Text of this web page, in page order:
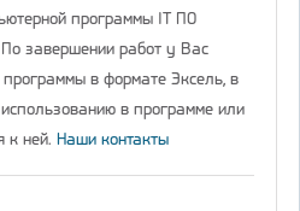
программы IT ПО
завершении работ у Вас
в формате Эксель, в
в программе или
к ней. Наши контакты